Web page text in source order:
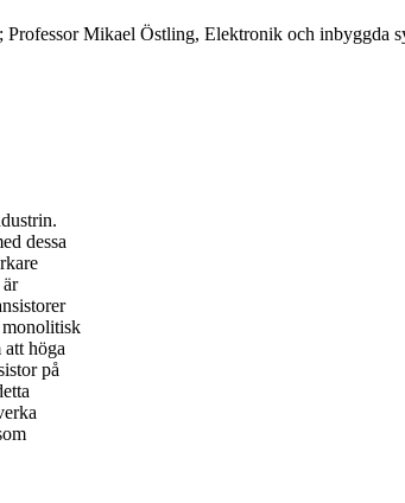
Mikael Östling, Elektronik och inbyggda
dessa
monolitisk
höga
på